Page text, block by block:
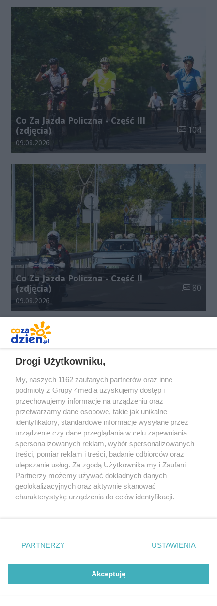
Co Za Jazda Policzna - Część III
(zdjęcia)
Liczba
104
Data dodania galerii:
09.08.2026
Co Za Jazda Policzna - Część II
(zdjęcia)
Liczba
80
Data dodania galerii:
09.08.2026
Redakcja Reklama Prywatność
Praca Łódź
the:protocol
Facebook.com
Youtube.com
Drogi Użytkowniku,
My, naszych 1162 zaufanych partnerów oraz inne
podmioty z Grupy 4media uzyskujemy dostęp i
przechowujemy informacje na urządzeniu oraz
przetwarzamy dane osobowe, takie jak unikalne
identyfikatory, standardowe informacje wysyłane przez
urządzenie czy dane przeglądania w celu zapewniania
spersonalizowanych reklam, wybór spersonalizowanych
treści, pomiar reklam i treści, badanie odbiorców oraz
ulepszanie usług. Za zgodą Użytkownika my i Zaufani
Partnerzy możemy używać dokładnych danych
geolokalizacyjnych oraz aktywnie skanować
charakterystykę urządzenia do celów identyfikacji.
zmienić/wycofać klikając przycisk ustawień prywatności
znajdujący się w lewym dolnym rogu strony
. Niektóre
użytkownika, ale masz prawo sprzeciwić się takiemu
przetwarzaniu. Preferencje będą miały zastosowania tylko
PARTNERZY USTAWIENIA
Akceptuję